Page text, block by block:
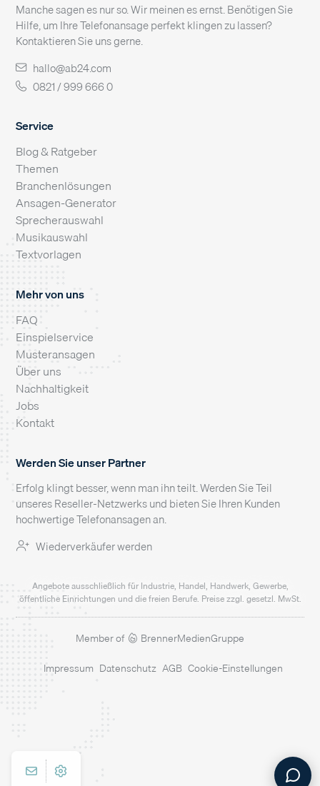
Manche sagen es nur so. Wir meinen es ernst. Benötigen Sie
Hilfe, um Ihre Telefonansage perfekt klingen zu lassen?
Kontaktieren Sie uns gerne.
hallo@ab24.com
0821 / 999 666 0
Service
Blog & Ratgeber
Themen
Branchenlösungen
Ansagen-Generator
Sprecherauswahl
Musikauswahl
Textvorlagen
Mehr von uns
FAQ
Einspielservice
Musteransagen
Über uns
Nachhaltigkeit
Jobs
Kontakt
Werden Sie unser Partner
Erfolg klingt besser, wenn man ihn teilt. Werden Sie Teil
unseres Reseller-Netzwerks und bieten Sie Ihren Kunden
hochwertige Telefonansagen an.
Wiederverkäufer werden
Angebote ausschließlich für Industrie, Handel, Handwerk, Gewerbe,
öffentliche Einrichtungen und die freien Berufe. Preise zzgl. gesetzl. MwSt.
Member of
BrennerMedienGruppe
Impressum Datenschutz AGB Cookie-Einstellungen